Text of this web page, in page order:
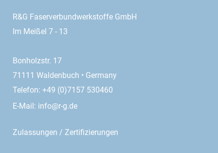
R&G Faserverbundwerkstoffe GmbH
Im Meißel 7 - 13
Bonholzstr. 17
71111 Waldenbuch • Germany
Telefon: +49 (0)7157 530460
E-Mail: info@r-g.de
Zulassungen / Zertifizierungen